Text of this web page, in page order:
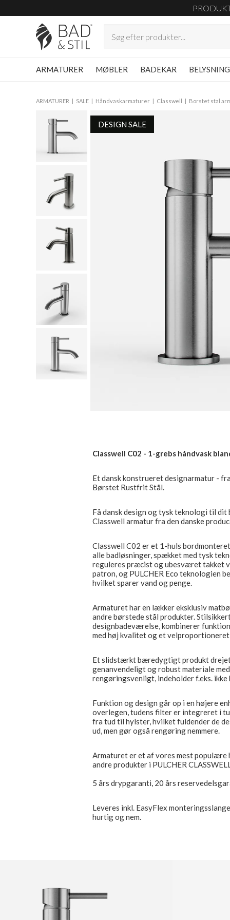
ARMATURER MØBLER BADEKAR BELYSNING
ARMATURER SALE Håndvaskarmaturer Classwell Borstet stal
DESIGN SALE
Classwell C02 - 1-grebs håndvask
Et dansk konstrueret designarmatur -
Børstet Rustfrit Stål.
Få dansk design og tysk teknologi til
Classwell armatur fra den danske
Classwell C02 er et 1-huls
alle badløsninger, spækket med tysk
reguleres præcist og ubesværet takket
patron, og PULCHER Eco teknologien
hvilket sparer vand og penge.
Armaturet har en lækker eksklusiv
andre børstede stål produkter.
designbadeværelse, kombinerer
med høj kvalitet og et
Et slidstærkt bæredygtigt produkt
genanvendeligt og robust materiale
rengøringsvenligt, indeholder f.eks.
Funktion og design går op i en højere
overlegen, tudens filter er integreret i
fra tud til hylster, hvilket fuldender de
ud, men gør også rengøring nemmere.
Armaturet er et af vores mest populære
andre produkter i PULCHER
5 års drypgaranti, 20 års
Leveres inkl. EasyFlex
hurtig og nem.